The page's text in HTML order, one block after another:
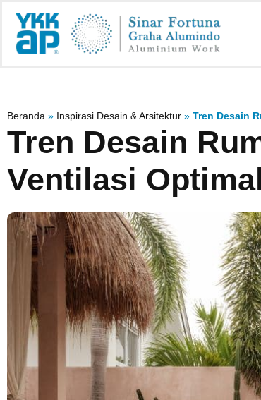
Beranda » Inspirasi Desain & Arsitektur » Tren Desain
Tren Desain
Ventilasi